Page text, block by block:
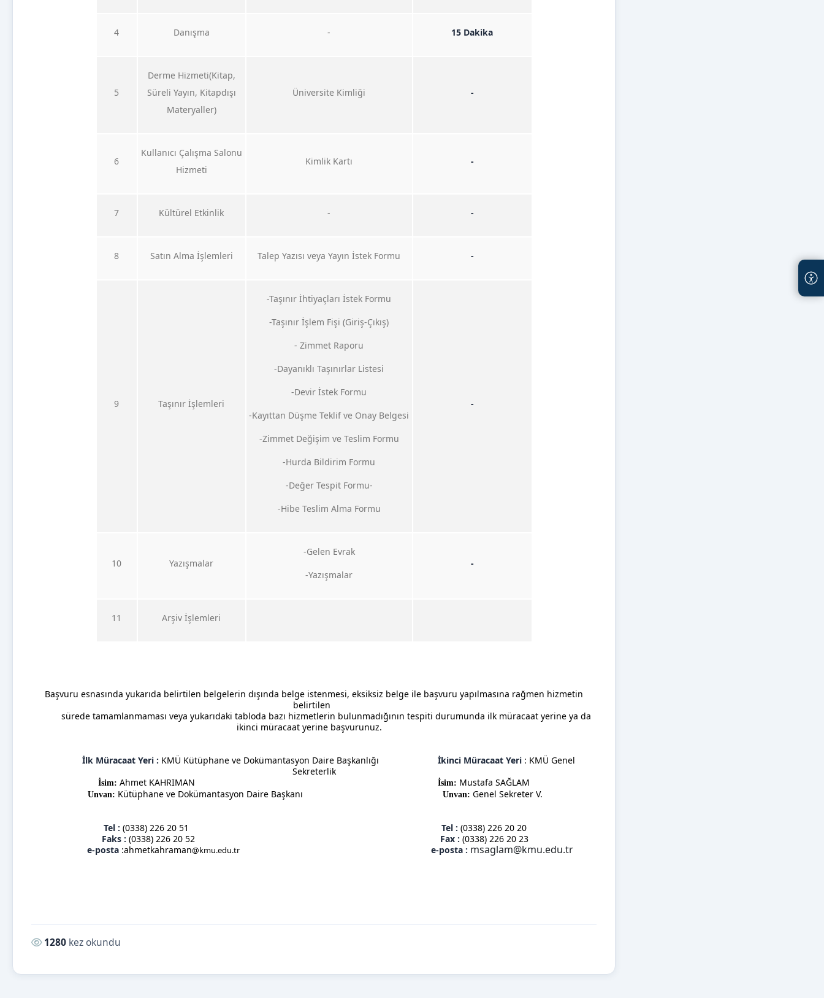
4 Danışma - 15 Dakika
5
Derme Hizmeti(Kitap,
Süreli Yayın, Kitapdışı
Materyaller)
Üniversite Kimliği -
6
Kullanıcı Çalışma Salonu
Hizmeti
Kimlik Kartı -
7 Kültürel Etkinlik - -
8 Satın Alma İşlemleri Talep Yazısı veya Yayın İstek Formu -
9 Taşınır İşlemleri
-Taşınır İhtiyaçları İstek Formu
-Taşınır İşlem Fişi (Giriş-Çıkış)
- Zimmet Raporu
-Dayanıklı Taşınırlar Listesi
-Devir İstek Formu
-Kayıttan Düşme Teklif ve Onay Belgesi
-Zimmet Değişim ve Teslim Formu
-Hurda Bildirim Formu
-Değer Tespit Formu-
-Hibe Teslim Alma Formu
-
10 Yazışmalar
-Gelen Evrak
-Yazışmalar
-
11 Arşiv İşlemleri
Başvuru esnasında yukarıda belirtilen belgelerin dışında belge istenmesi, eksiksiz belge ile başvuru yapılmasına rağmen hizmetin
belirtilen
sürede tamamlanmaması veya yukarıdaki tabloda bazı hizmetlerin bulunmadığının tespiti durumunda ilk müracaat yerine ya da
ikinci müracaat yerine başvurunuz.
İlk Müracaat Yeri : KMÜ Kütüphane ve Dokümantasyon Daire Başkanlığı İkinci Müracaat Yeri : KMÜ Genel
Sekreterlik
İsim: Ahmet KAHRIMAN İsim: Mustafa SAĞLAM
Unvan: Kütüphane ve Dokümantasyon Daire Başkanı Unvan: Genel Sekreter V.
Tel : (0338) 226 20 51 Tel : (0338) 226 20 20
Faks : (0338) 226 20 52 Fax : (0338) 226 20 23
e-posta:ahmetkahraman@kmu.edu.tr e-posta : msaglam@kmu.edu.tr
Okunma sayısı:
1280 kez okundu